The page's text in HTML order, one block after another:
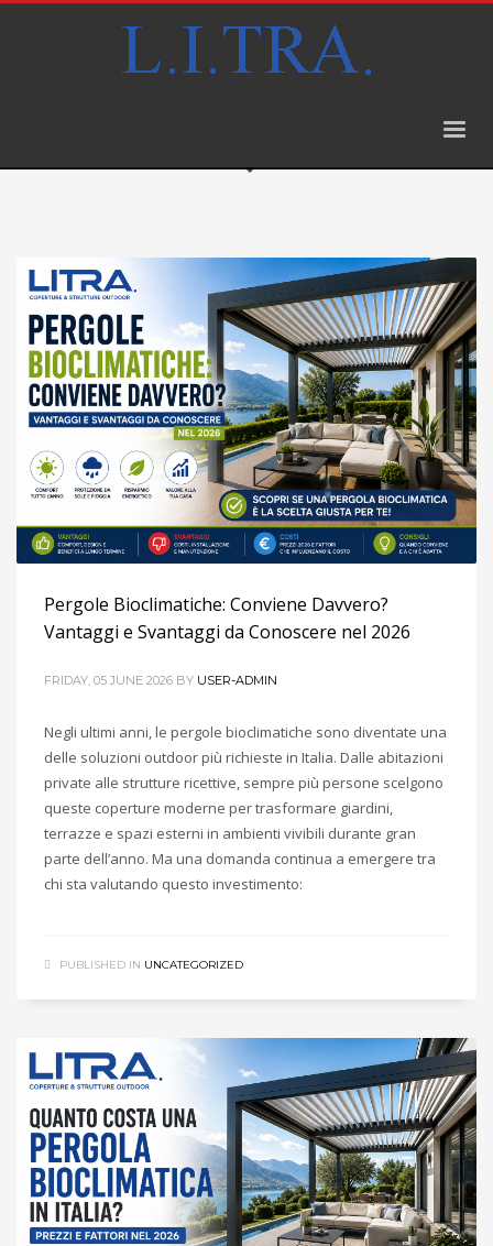
Pergole Bioclimatiche: Conviene Davvero?
Vantaggi e Svantaggi da Conoscere nel 2026
FRIDAY, 05 JUNE 2026 BY USER-ADMIN
Negli ultimi anni, le pergole bioclimatiche sono diventate una
delle soluzioni outdoor più richieste in Italia. Dalle abitazioni
private alle strutture ricettive, sempre più persone scelgono
queste coperture moderne per trasformare giardini,
terrazze e spazi esterni in ambienti vivibili durante gran
parte dell’anno. Ma una domanda continua a emergere tra
chi sta valutando questo investimento:
PUBLISHED IN UNCATEGORIZED